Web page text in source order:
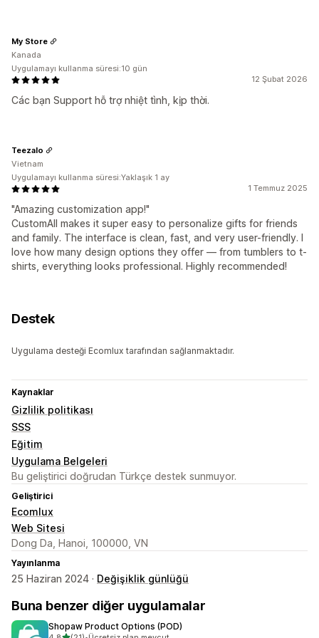
12 Şubat 2026
Các bạn Support hỗ trợ nhiệt tình, kịp thời.
My Store
Kanada
Uygulamayı kullanma süresi:10 gün
1 Temmuz 2025
"Amazing customization app!"
CustomAll makes it super easy to personalize gifts for friends
and family. The interface is clean, fast, and very user-friendly. I
love how many design options they offer — from tumblers to t-
shirts, everything looks professional. Highly recommended!
Teezalo
Vietnam
Uygulamayı kullanma süresi:Yaklaşık 1 ay
Destek
Uygulama desteği Ecomlux tarafından sağlanmaktadır.
Kaynaklar
Gizlilik politikası
SSS
Eğitim
Uygulama Belgeleri
Bu geliştirici doğrudan Türkçe destek sunmuyor.
Geliştirici
Ecomlux
Web Sitesi
Dong Da, Hanoi, 100000, VN
Yayınlanma
25 Haziran 2024 · Değişiklik günlüğü
Buna benzer diğer uygulamalar
Shopaw Product Options (POD)